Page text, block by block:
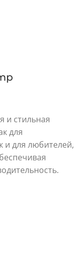
и стильная
для
и для любителей,